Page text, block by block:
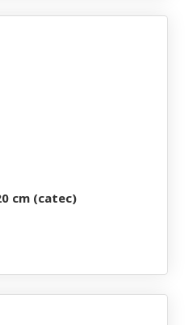
cm (catec)